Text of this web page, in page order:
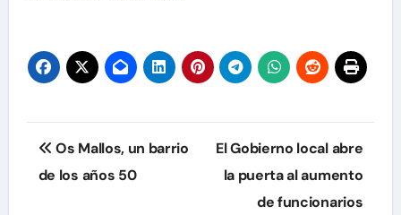
Navegación
de
Os Mallos, un barrio
de los años 50
El Gobierno local abre
la puerta al aumento
de funcionarios